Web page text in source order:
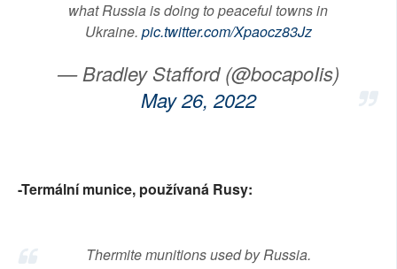
what Russia is doing to peaceful towns in
Ukraine. pic.twitter.com/Xpaocz83Jz
— Bradley Stafford (@bocapoIis)
May 26, 2022
-Termální munice, používaná Rusy:
Thermite munitions used by Russia.